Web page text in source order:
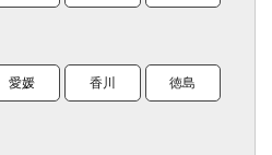
愛媛 香川 徳島